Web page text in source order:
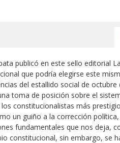
publicó en este sello editorial
que podría elegirse este
del estallido social de
toma de posición sobre el
constitucionalistas más
un guiño a la corrección
fundamentales que nos deja,
constitucional, sin embargo, se